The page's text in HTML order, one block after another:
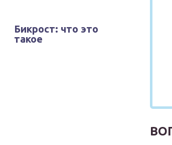
Бикрост: что это
такое